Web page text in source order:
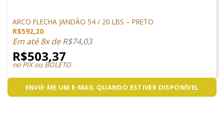
ARCO FLECHA JANDÃO 54 / 20 LBS – PRETO
R$592,20
Em até 8x deR$74,03
R$503,37
no PIX ou BOLETO
ENVIE-ME UM E-MAIL QUANDO ESTIVER DISPONÍVEL